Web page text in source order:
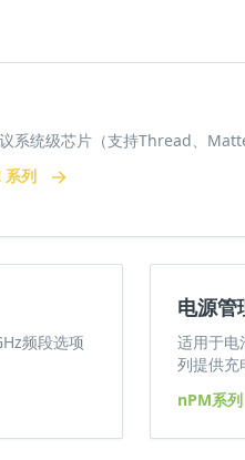
系统级芯片（支持Thread、
系列
频段选项
电源管
适用于电
列提供充
nPM系列